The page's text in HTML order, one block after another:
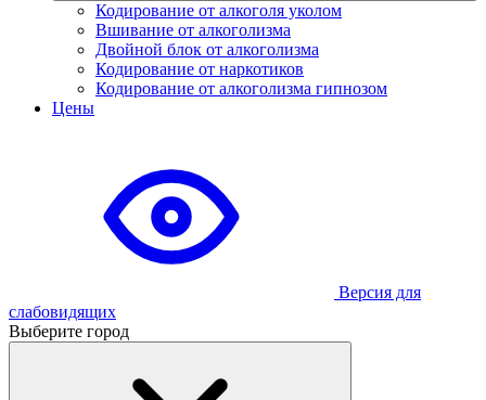
Кодирование от алкоголя уколом
Вшивание от алкоголизма
Двойной блок от алкоголизма
Кодирование от наркотиков
Кодирование от алкоголизма гипнозом
Цены
Версия для
слабовидящих
Выберите город